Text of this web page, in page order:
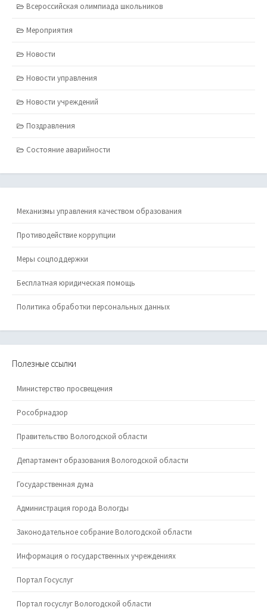
Всероссийская олимпиада школьников
Мероприятия
Новости
Новости управления
Новости учреждений
Поздравления
Состояние аварийности
Механизмы управления качеством образования
Противодействие коррупции
Меры соцподдержки
Бесплатная юридическая помощь
Политика обработки персональных данных
Полезные ссылки
Министерство просвещения
Рособрнадзор
Правительство Вологодской области
Департамент образования Вологодской области
Государственная дума
Администрация города Вологды
Законодательное собрание Вологодской области
Информация о государственных учреждениях
Портал Госуслуг
Портал госуслуг Вологодской области